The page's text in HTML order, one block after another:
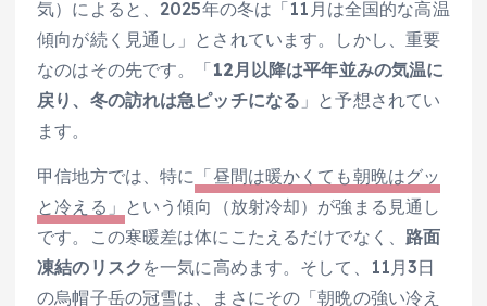
気）によると、2025年の冬は「11月は全国的な高温
傾向が続く見通し」とされています。しかし、重要
なのはその先です。「12月以降は平年並みの気温に
戻り、冬の訪れは急ピッチになる 」と予想されてい
ます。
甲信地方では、特に 「昼間は暖かくても朝晩はグッ
と冷える」 という傾向（放射冷却）が強まる見通し
です。この寒暖差は体にこたえるだけでなく、 路面
凍結のリスク を一気に高めます。そして、11月3日
の烏帽子岳の冠雪は、まさにその「朝晩の強い冷え